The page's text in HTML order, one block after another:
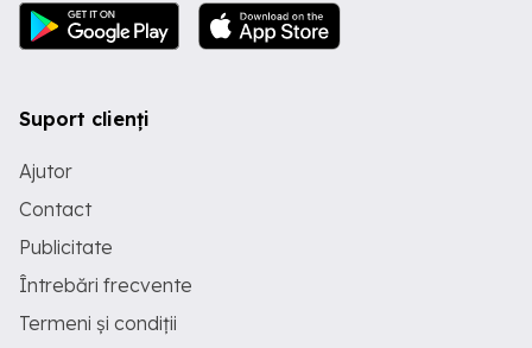
Suport clienți
Ajutor
Contact
Publicitate
Întrebări frecvente
Termeni și condiții